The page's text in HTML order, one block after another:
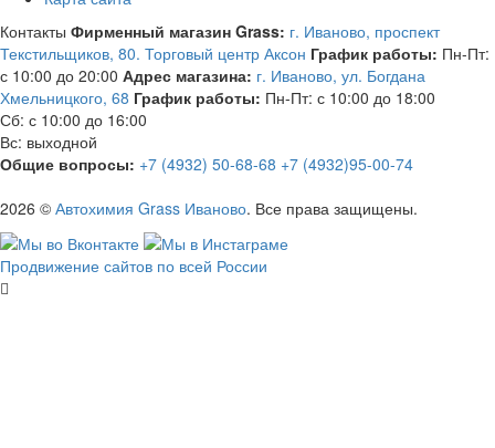
Контакты Фирменный магазин Grass: г. Иваново, проспект
Текстильщиков, 80. Торговый центр Аксон График работы: Пн-Пт:
с 10:00 до 20:00 Адрес магазина: г. Иваново, ул. Богдана
Хмельницкого, 68 График работы: Пн-Пт: с 10:00 до 18:00
Сб: с 10:00 до 16:00
Вс: выходной
Общие вопросы: +7 (4932) 50-68-68 +7 (4932)95-00-74
2026 © Автохимия Grass Иваново. Все права защищены.
Продвижение сайтов по всей России